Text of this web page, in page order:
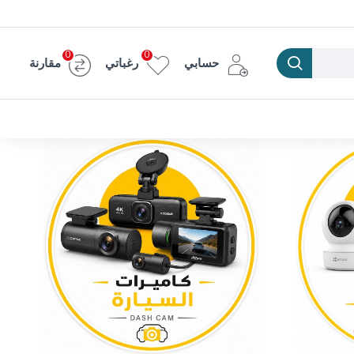
حسابي رغباتي
0
مقارنة
0